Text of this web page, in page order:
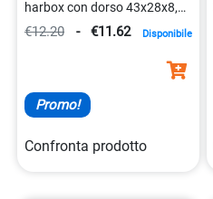
harbox con dorso 43x28x8,5
€12.20 - €11.62 Disponibile
Promo!
Confronta prodotto